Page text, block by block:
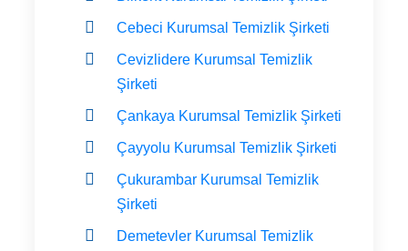
Cebeci Kurumsal Temizlik Şirketi
Cevizlidere Kurumsal Temizlik
Şirketi
Çankaya Kurumsal Temizlik Şirketi
Çayyolu Kurumsal Temizlik Şirketi
Çukurambar Kurumsal Temizlik
Şirketi
Demetevler Kurumsal Temizlik